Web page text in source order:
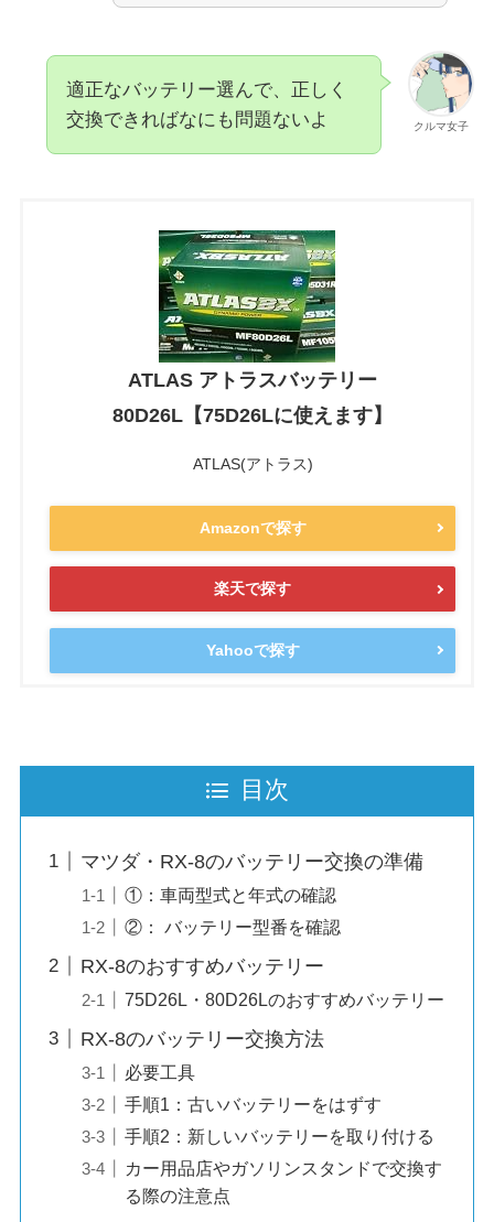
クルマ女子
適正なバッテリー選んで、正しく
交換できればなにも問題ないよ
ATLAS アトラスバッテリー
80D26L【75D26Lに使えます】
ATLAS(アトラス)
Amazonで探す
楽天で探す
Yahooで探す
目次
マツダ・RX-8のバッテリー交換の準備
①：車両型式と年式の確認
②： バッテリー型番を確認
RX-8のおすすめバッテリー
75D26L・80D26Lのおすすめバッテリー
RX-8のバッテリー交換方法
必要工具
手順1：古いバッテリーをはずす
手順2：新しいバッテリーを取り付ける
カー用品店やガソリンスタンドで交換す
る際の注意点